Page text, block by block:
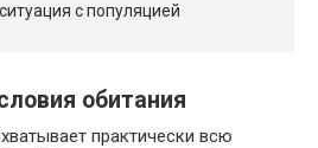
с популяцией
обитания
практически всю